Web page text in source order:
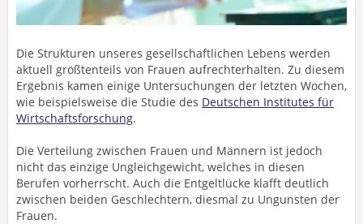
Die Strukturen unseres gesellschaftlichen Lebens werden
aktuell größtenteils von Frauen aufrechterhalten. Zu diesem
Ergebnis kamen einige Untersuchungen der letzten Wochen,
wie beispielsweise die Studie des Deutschen Institutes für
Wirtschaftsforschung.
Die Verteilung zwischen Frauen und Männern ist jedoch
nicht das einzige Ungleichgewicht, welches in diesen
Berufen vorherrscht. Auch die Entgeltlücke klafft deutlich
zwischen beiden Geschlechtern, diesmal zu Ungunsten der
Frauen.